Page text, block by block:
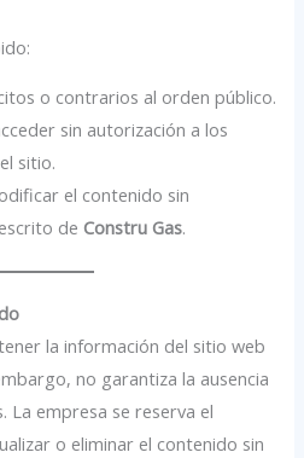
o contrarios al orden público.
sin autorización a los
sitio.
el contenido sin
de Constru Gas.
la información del sitio web
no garantiza la ausencia
La empresa se reserva el
o eliminar el contenido sin